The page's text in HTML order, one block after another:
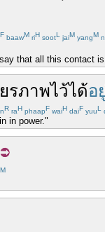
F baawM riH sootL jaiM yangM
that all this contact
รภาพไว้ได้อ
R raH phaapF waiH daiF yuuL
in power."
M